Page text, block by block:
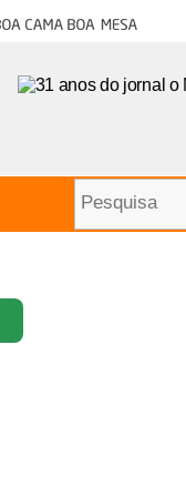
cama boa mesa